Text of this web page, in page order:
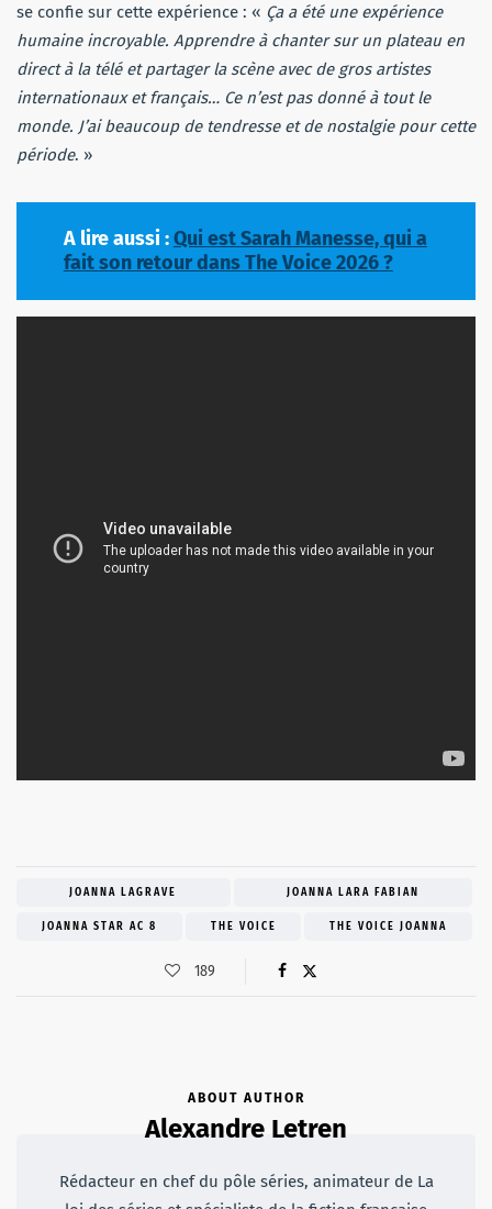
se confie sur cette expérience : « Ça a été une expérience
humaine incroyable. Apprendre à chanter sur un plateau en
direct à la télé et partager la scène avec de gros artistes
internationaux et français… Ce n’est pas donné à tout le
monde. J’ai beaucoup de tendresse et de nostalgie pour cette
période. »
A lire aussi :Qui est Sarah Manesse, qui a
fait son retour dans The Voice 2026 ?
JOANNA LAGRAVE JOANNA LARA FABIAN
JOANNA STAR AC 8 THE VOICE THE VOICE JOANNA
189
ABOUT AUTHOR
Alexandre Letren
Rédacteur en chef du pôle séries, animateur de La